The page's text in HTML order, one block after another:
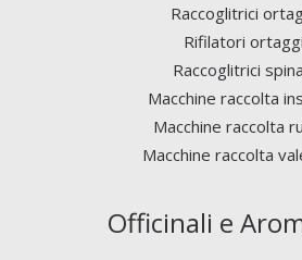
Raccoglitrici
Rifilatori ortaggi
Raccoglitrici
Macchine raccolta
Macchine raccolta
Macchine raccolta
Officinali e